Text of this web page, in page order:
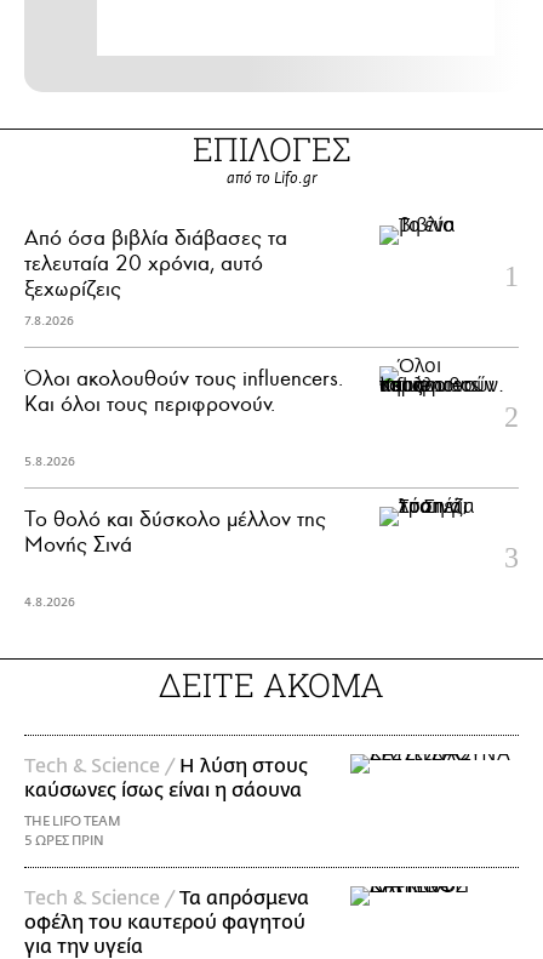
ΕΠΙΛΟΓΕΣ
από το Lifo.gr
Από όσα βιβλία διάβασες τα
τελευταία 20 χρόνια, αυτό
ξεχωρίζεις
7.8.2026
Όλοι ακολουθούν τους influencers.
Και όλοι τους περιφρονούν.
5.8.2026
Το θολό και δύσκολο μέλλον της
Μονής Σινά
4.8.2026
ΔΕΙΤΕ ΑΚΟΜΑ
Τech & Science / Η λύση στους
καύσωνες ίσως είναι η σάουνα
THE LIFO TEAM
5 ΩΡΕΣ ΠΡΙΝ
Τech & Science /Τα απρόσμενα
οφέλη του καυτερού φαγητού
για την υγεία